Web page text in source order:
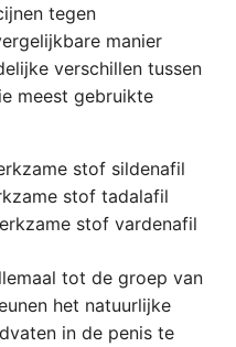
tegen
manier
verschillen tussen
meest gebruikte
stof sildenafil
stof tadalafil
stof vardenafil
tot de groep van
het natuurlijke
in de penis te